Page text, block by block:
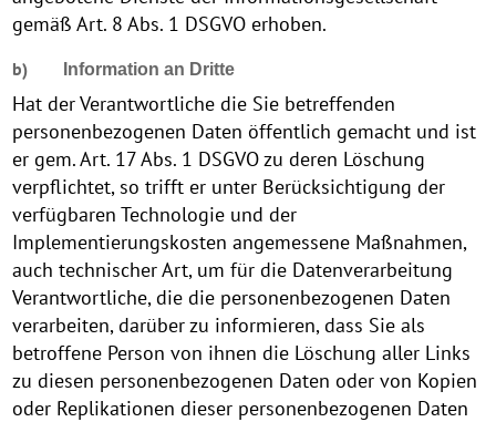
gemäß Art. 8 Abs. 1 DSGVO erhoben.
b) Information an Dritte
Hat der Verantwortliche die Sie betreffenden
personenbezogenen Daten öffentlich gemacht und ist
er gem. Art. 17 Abs. 1 DSGVO zu deren Löschung
verpflichtet, so trifft er unter Berücksichtigung der
verfügbaren Technologie und der
Implementierungskosten angemessene Maßnahmen,
auch technischer Art, um für die Datenverarbeitung
Verantwortliche, die die personenbezogenen Daten
verarbeiten, darüber zu informieren, dass Sie als
betroffene Person von ihnen die Löschung aller Links
zu diesen personenbezogenen Daten oder von Kopien
oder Replikationen dieser personenbezogenen Daten